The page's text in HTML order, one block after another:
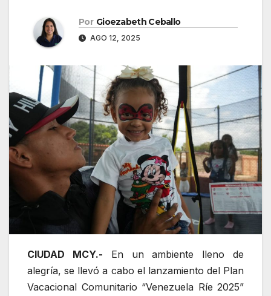
Por Gioezabeth Ceballo
AGO 12, 2025
CIUDAD MCY.- En un ambiente lleno de
alegría, se llevó a cabo el lanzamiento del Plan
Vacacional Comunitario “Venezuela Ríe 2025”